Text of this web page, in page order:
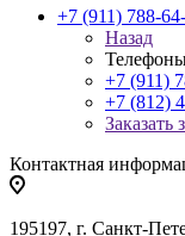
+7 (911) 788-
Назад
+7 (911)
+7 (812)
Заказать
Контактная
195197, г. Санкт-